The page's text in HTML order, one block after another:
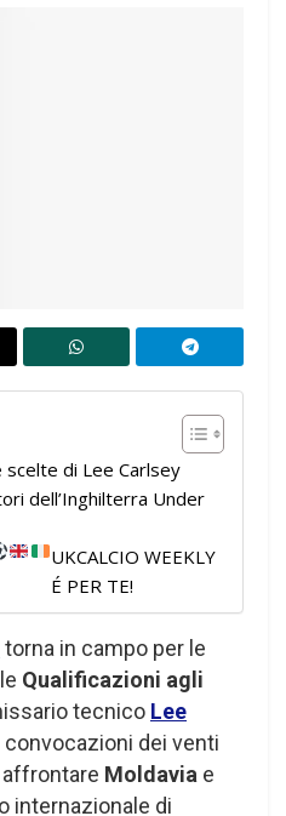
di Lee Carlsey
dell’Inghilterra Under
UKCALCIO WEEKLY
É PER TE!
torna in campo per le
Qualificazioni agli
tecnico Lee
convocazioni dei venti
Moldavia e
internazionale di